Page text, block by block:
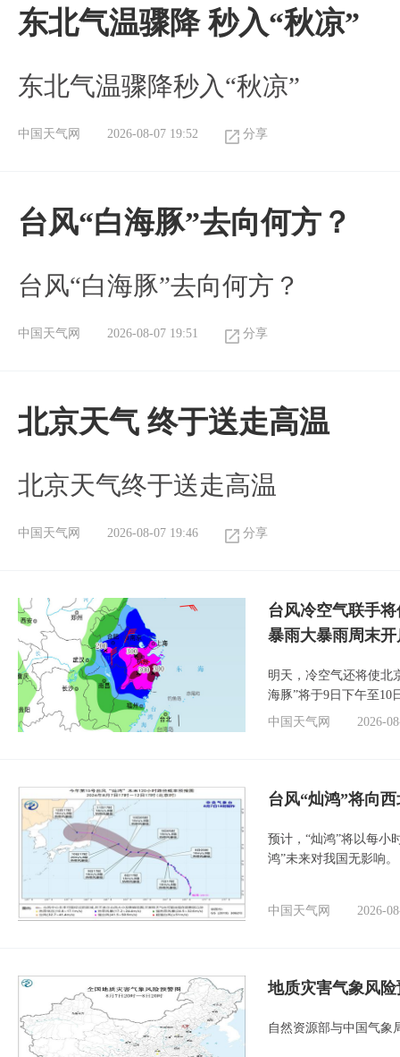
东北气温骤降 秒入“秋凉”
东北气温骤降秒入“秋凉”
中国天气网 2026-08-07 19:52 分享
台风“白海豚”去向何方？
台风“白海豚”去向何方？
中国天气网 2026-08-07 19:51 分享
北京天气 终于送走高温
北京天气终于送走高温
中国天气网 2026-08-07 19:46 分享
台风冷空气联手
暴雨大暴雨周末开
明天，冷空气还将使北
海豚”将于9日下午至10
中国天气网
2026-
台风“灿鸿”将向
预计，“灿鸿”将以每小
鸿”未来对我国无影响。
中国天气网 2026-
地质灾害气象风
自然资源部与中国气象